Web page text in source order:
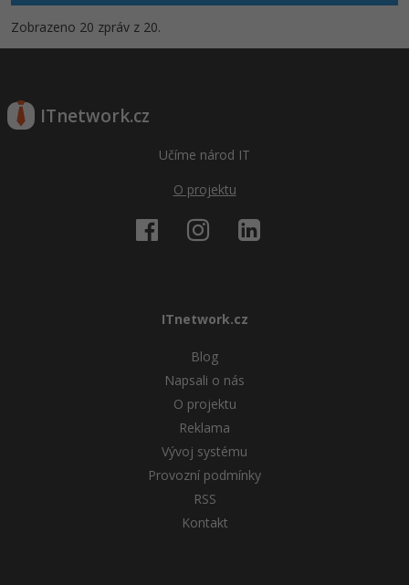
Zobrazeno 20 zpráv z 20.
ITnetwork.cz
Učíme národ IT
O projektu
ITnetwork.cz
Blog
Napsali o nás
O projektu
Reklama
Vývoj systému
Provozní podmínky
RSS
Kontakt